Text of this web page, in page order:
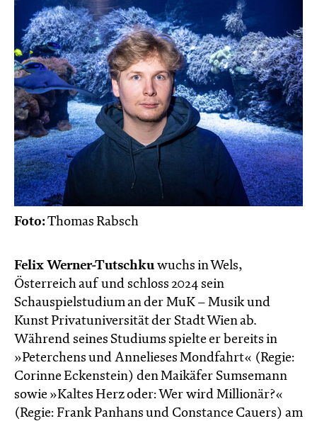
Foto:Thomas Rabsch
Felix Werner-Tutschku wuchs in Wels,
Österreich auf und schloss 2024 sein
Schauspielstudium an der MuK – Musik und
Kunst Privatuniversität der Stadt Wien ab.
Während seines Studiums spielte er bereits in
»Peterchens und Annelieses Mondfahrt« (Regie:
Corinne Eckenstein) den Maikäfer Sumsemann
sowie »Kaltes Herz oder: Wer wird Millionär?«
(Regie: Frank Panhans und Constance Cauers) am